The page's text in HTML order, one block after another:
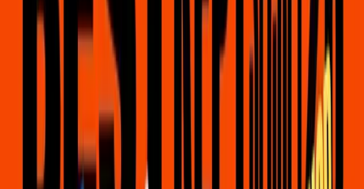
Best Kept Secret
vindt plaats op 12-13-14 juni in de
Beekse Bergen bij Hilvarenbeek. Al vanaf de eerst editie
in 2013 zijn wij
Official Partner
van het festival en hosten
wij de Record Store op het festivalterrein. Je bent
welkom om te snuffelen tussen het vinyl en cd's van de
artiesten die spelen op deze editie. Maar het leuke is: we
nemen veel meer mee!
SIGNEERSESSIES